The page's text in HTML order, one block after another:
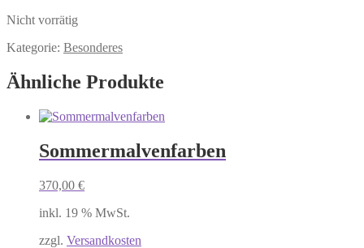
Nicht vorrätig
Kategorie: Besonderes
Ähnliche Produkte
Sommermalvenfarben
370,00 €
inkl. 19 % MwSt.
zzgl. Versandkosten